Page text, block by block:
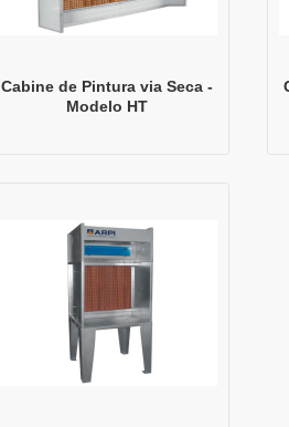
Cabine de Pintura via Seca -
Modelo HT